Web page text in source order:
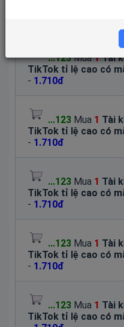
...123Mua1 Tài
TikTok tỉ lệ cao có
- 1.710đ
...123 Mua 1 Tài
TikTok tỉ lệ cao có
- 1.710đ
...123 Mua 1 Tài
TikTok tỉ lệ cao có
- 1.710đ
...123 Mua 1 Tài
TikTok tỉ lệ cao có
- 1.710đ
...123 Mua 1 Tài
TikTok tỉ lệ cao có